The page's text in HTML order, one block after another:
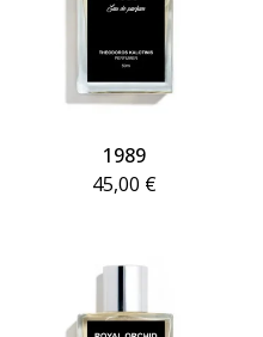
1989
45,00 €